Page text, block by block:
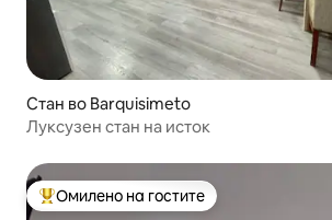
Стан во Barquisimeto
Луксузен стан на исток
Меѓу најуспешните „Омилени на
Омилено на гостите